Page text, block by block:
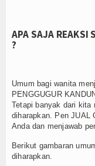
APA SAJA REAKSI
?
Umum bagi wanita
PENGGUGUR
Tetapi banyak dari kita
diharapkan. Pen JUAL
Anda dan menjawab
Berikut gambaran
diharapkan.